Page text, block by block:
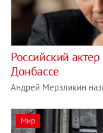
Российский
Донбассе
Андрей Мерзликин
Мир